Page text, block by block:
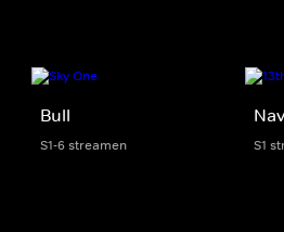
Bull
S1-6 streamen S1